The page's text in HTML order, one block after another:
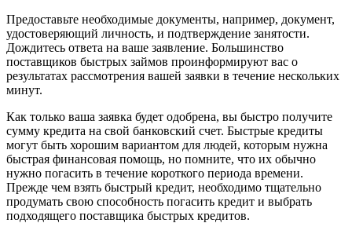
Предоставьте необходимые документы, например, документ,
удостоверяющий личность, и подтверждение занятости.
Дождитесь ответа на ваше заявление. Большинство
поставщиков быстрых займов проинформируют вас о
результатах рассмотрения вашей заявки в течение нескольких
минут.
Как только ваша заявка будет одобрена, вы быстро получите
сумму кредита на свой банковский счет. Быстрые кредиты
могут быть хорошим вариантом для людей, которым нужна
быстрая финансовая помощь, но помните, что их обычно
нужно погасить в течение короткого периода времени.
Прежде чем взять быстрый кредит, необходимо тщательно
продумать свою способность погасить кредит и выбрать
подходящего поставщика быстрых кредитов.